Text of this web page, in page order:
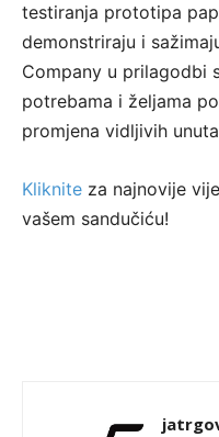
testiranja prototipa
demonstriraju i
Company u prilagodbi
potrebama i željama
promjena vidljivih
Kliknite za najnovije
vašem sandučiću!